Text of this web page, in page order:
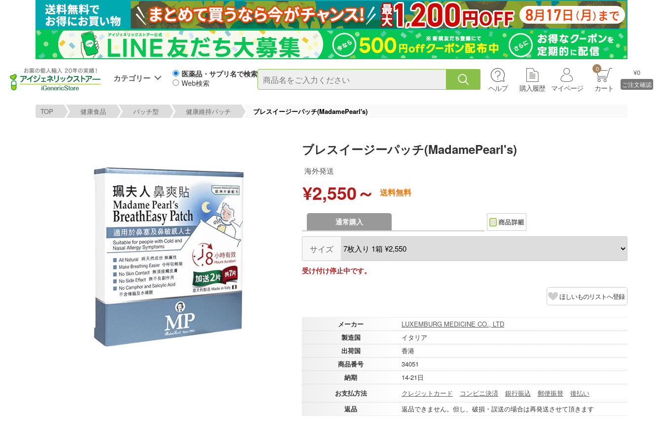
カテゴリー
医薬品・サプリ名で検索
Web検索
ヘルプ 購入履歴 マイページ
0
カート
¥0
ご注文確認
TOP 健康食品 パッチ型 健康維持パッチ ブレスイージーパッチ(MadamePearl's)
ブレスイージーパッチ(MadamePearl's)
海外発送
¥2,550～ 送料無料
通常購入
サイズ
受け付け停止中です。
ほしいものリストへ登録
メーカー
LUXEMBURG MEDICINE CO., LTD
製造国
イタリア
出荷国
香港
商品番号
34051
納期
14-21日
お支払方法
クレジットカード コンビニ決済 銀行振込 郵便振替
後払い
返品
返品できません。但し、破損・誤送の場合は再発送させて頂きます